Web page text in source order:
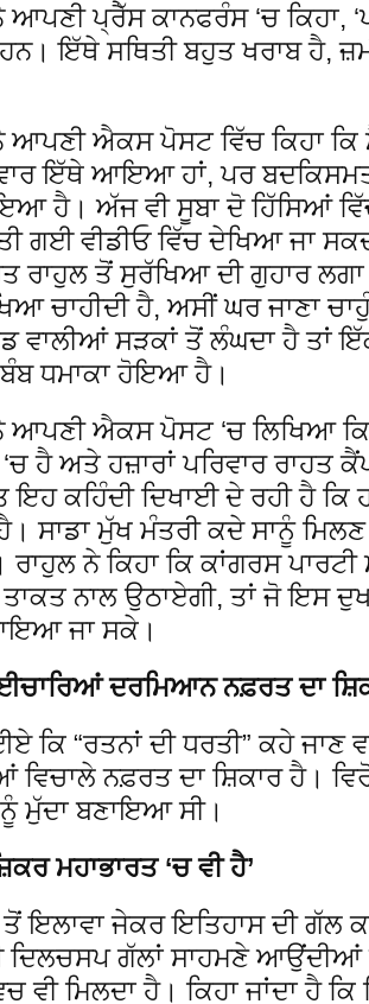
ਆਪਣੀ ਪ੍ਰੈੱਸ ਕਾਨਫਰੰਸ ‘ਚ ਕਿਹਾ,
ਇੱਥੇ ਸਥਿਤੀ ਬਹੁਤ ਖਰਾਬ ਹੈ,
ਆਪਣੀ ਐਕਸ ਪੋਸਟ ਵਿੱਚ ਕਿਹਾ ਕਿ
ਇੱਥੇ ਆਇਆ ਹਾਂ, ਪਰ
ਹੈ। ਅੱਜ ਵੀ ਸੂਬਾ ਦੋ ਹਿੱਸਿਆਂ
ਗਈ ਵੀਡੀਓ ਵਿੱਚ ਦੇਖਿਆ ਜਾ
ਰਾਹੁਲ ਤੋਂ ਸੁਰੱਖਿਆ ਦੀ ਗੁਹਾਰ ਲਗਾ
ਚਾਹੀਦੀ ਹੈ, ਅਸੀਂ ਘਰ ਜਾਣਾ
ਵਾਲੀਆਂ ਸੜਕਾਂ ਤੋਂ ਲੰਘਦਾ ਹੈ ਤਾਂ
ਧਮਾਕਾ ਹੋਇਆ ਹੈ।
ਆਪਣੀ ਐਕਸ ਪੋਸਟ ‘ਚ ਲਿਖਿਆ
ਹੈ ਅਤੇ ਹਜ਼ਾਰਾਂ ਪਰਿਵਾਰ ਰਾਹਤ
ਕਹਿੰਦੀ ਦਿਖਾਈ ਦੇ ਰਹੀ ਹੈ
ਸਾਡਾ ਮੁੱਖ ਮੰਤਰੀ ਕਦੇ ਸਾਨੂੰ ਮਿਲਣ
ਨੇ ਕਿਹਾ ਕਿ ਕਾਂਗਰਸ ਪਾਰਟੀ
ਤਾਕਤ ਨਾਲ ਉਠਾਏਗੀ, ਤਾਂ ਜੋ ਇਸ
ਜਾ ਸਕੇ।
ਦਰਮਿਆਨ ਨਫ਼ਰਤ ਦਾ
ਕਿ “ਰਤਨਾਂ ਦੀ ਧਰਤੀ” ਕਹੇ ਜਾਣ
ਵਿਚਾਲੇ ਨਫ਼ਰਤ ਦਾ ਸ਼ਿਕਾਰ ਹੈ।
ਮੁੱਦਾ ਬਣਾਇਆ ਸੀ।
ਮਹਾਭਾਰਤ ‘ਚ ਵੀ ਹੈ’
ਤੋਂ ਇਲਾਵਾ ਜੇਕਰ ਇਤਿਹਾਸ ਦੀ ਗੱਲ
ਦਿਲਚਸਪ ਗੱਲਾਂ ਸਾਹਮਣੇ ਆਉਂਦੀਆਂ
ਵੀ ਮਿਲਦਾ ਹੈ। ਕਿਹਾ ਜਾਂਦਾ ਹੈ